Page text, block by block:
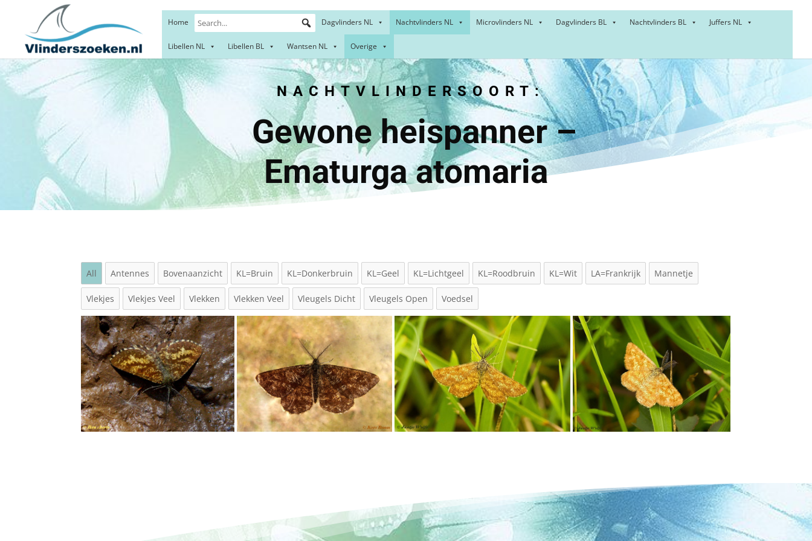
Home Dagvlinders NL Nachtvlinders NL Microvlinders NL Dagvlinders BL Nachtvlinders BL Juffers NL
Libellen NL Libellen BL Wantsen NL Overige
NACHTVLINDERSOORT:
Gewone heispanner –
Ematurga atomaria
All Antennes Bovenaanzicht KL=Bruin KL=Donkerbruin KL=Geel KL=Lichtgeel KL=Roodbruin KL=Wit LA=Frankrijk Mannetje
Vlekjes Vlekjes Veel Vlekken Vlekken Veel Vleugels Dicht Vleugels Open Voedsel